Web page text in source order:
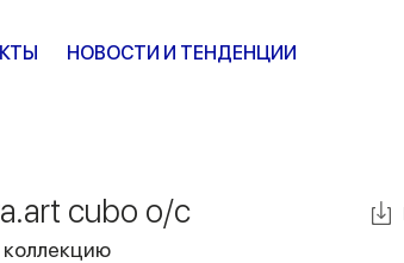
НОВОСТИ И ТЕНДЕНЦИИ
cubo o/c